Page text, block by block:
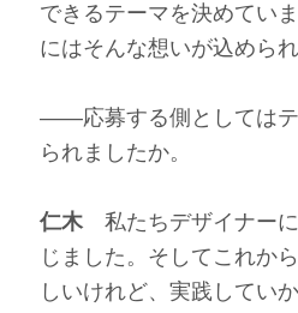
できるテーマを決めてい
にはそんな想いが込められ
――応募する側としては
られましたか。
仁木私たちデザイナーに
じました。そしてこれか
しいけれど、実践してい